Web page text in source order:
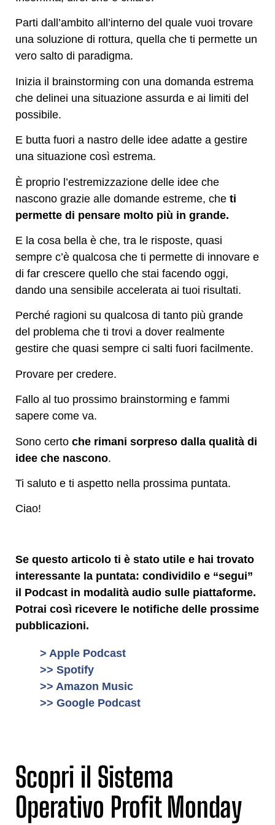
Parti dall’ambito all’interno del quale vuoi trovare
una soluzione di rottura, quella che ti permette un
vero salto di paradigma.
Inizia il brainstorming con una domanda estrema
che delinei una situazione assurda e ai limiti del
possibile.
E butta fuori a nastro delle idee adatte a gestire
una situazione così estrema.
È proprio l’estremizzazione delle idee che
nascono grazie alle domande estreme, che ti
permette di pensare molto più in grande.
E la cosa bella è che, tra le risposte, quasi
sempre c’è qualcosa che ti permette di innovare e
di far crescere quello che stai facendo oggi,
dando una sensibile accelerata ai tuoi risultati.
Perché ragioni su qualcosa di tanto più grande
del problema che ti trovi a dover realmente
gestire che quasi sempre ci salti fuori facilmente.
Provare per credere.
Fallo al tuo prossimo brainstorming e fammi
sapere come va.
Sono certo che rimani sorpreso dalla qualità di
idee che nascono.
Ti saluto e ti aspetto nella prossima puntata.
Ciao!
Se questo articolo ti è stato utile e hai trovato
interessante la puntata: condividilo e “segui”
il Podcast in modalità audio sulle piattaforme.
Potrai così ricevere le notifiche delle prossime
pubblicazioni.
> Apple Podcast
>> Spotify
>> Amazon Music
>> Google Podcast
Scopri il Sistema
Operativo Profit Monday